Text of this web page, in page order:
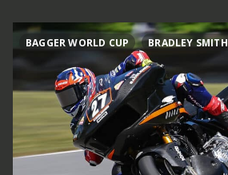
BAGGER WORLD CUP BRADLEY SMITH